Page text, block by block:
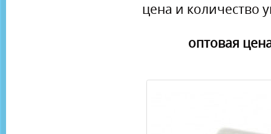
цена и количество
оптовая